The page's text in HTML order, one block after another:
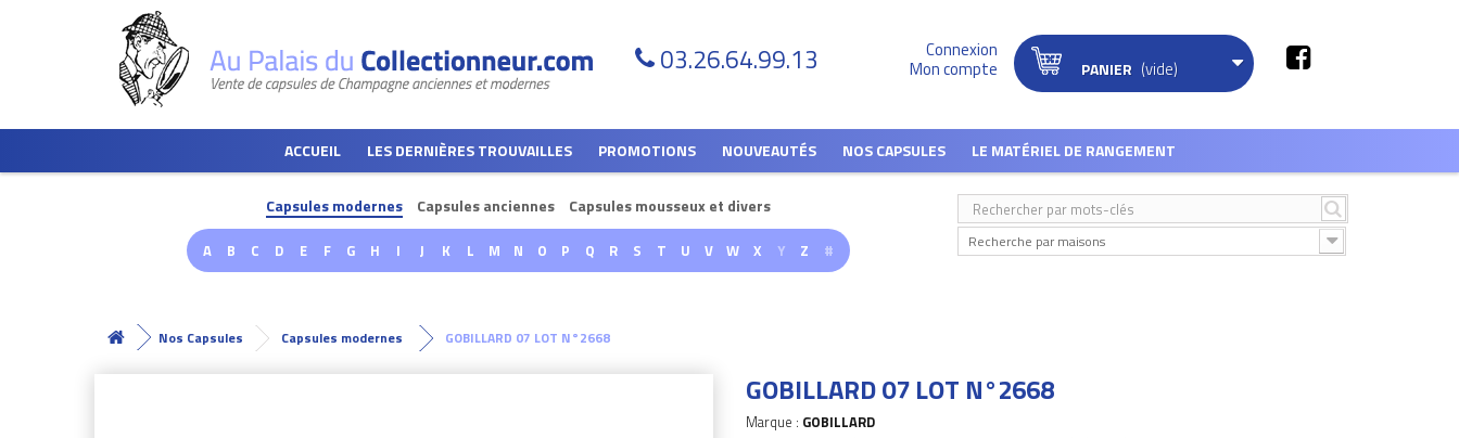
03.26.64.99.13 Connexion
Mon compte PANIER (vide)
ACCUEIL LES DERNIÈRES TROUVAILLES PROMOTIONS NOUVEAUTÉS NOS CAPSULES LE MATÉRIEL DE RANGEMENT
Capsules modernes Capsules anciennes Capsules mousseux et divers
A B C D E F G H I J K L M N O P Q R S T U V W X Y Z # Recherche par maisons
Nos Capsules Capsules modernes GOBILLARD 07 LOT N°2668
GOBILLARD 07 LOT N°2668
Marque : GOBILLARD